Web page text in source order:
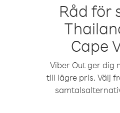
Råd för
Cape
Viber Out ger dig
till lägre pris. Välj